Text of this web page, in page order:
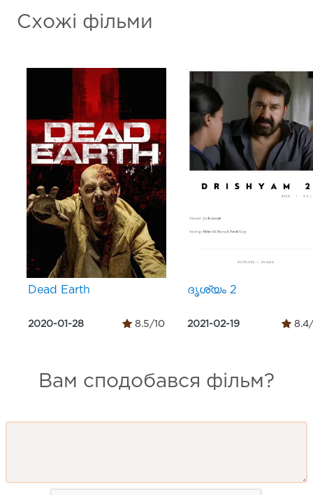
Схожі фільми
Dead Earth
2020-01-28 8.5/10
ദൃശ്യം 2
2021-02-19 8.4/
Вам сподобався фільм?